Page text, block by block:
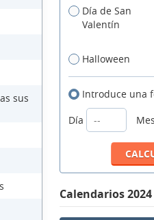
sus
Día de San
Valentín
Halloween
Introduce una
Día
Mes
Calendarios 2024